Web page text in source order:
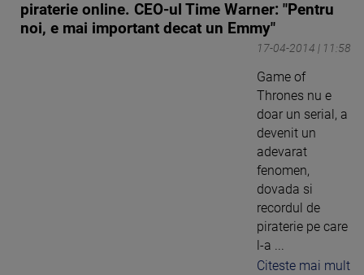
piraterie online. CEO-ul Time Warner: "Pentru
noi, e mai important decat un Emmy"
17-04-2014 | 11:58
Game of
Thrones nu e
doar un serial, a
devenit un
adevarat
fenomen,
dovada si
recordul de
piraterie pe care
l-a ...
Citeste mai mult